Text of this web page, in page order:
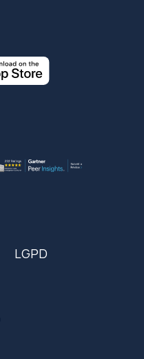
LGPD